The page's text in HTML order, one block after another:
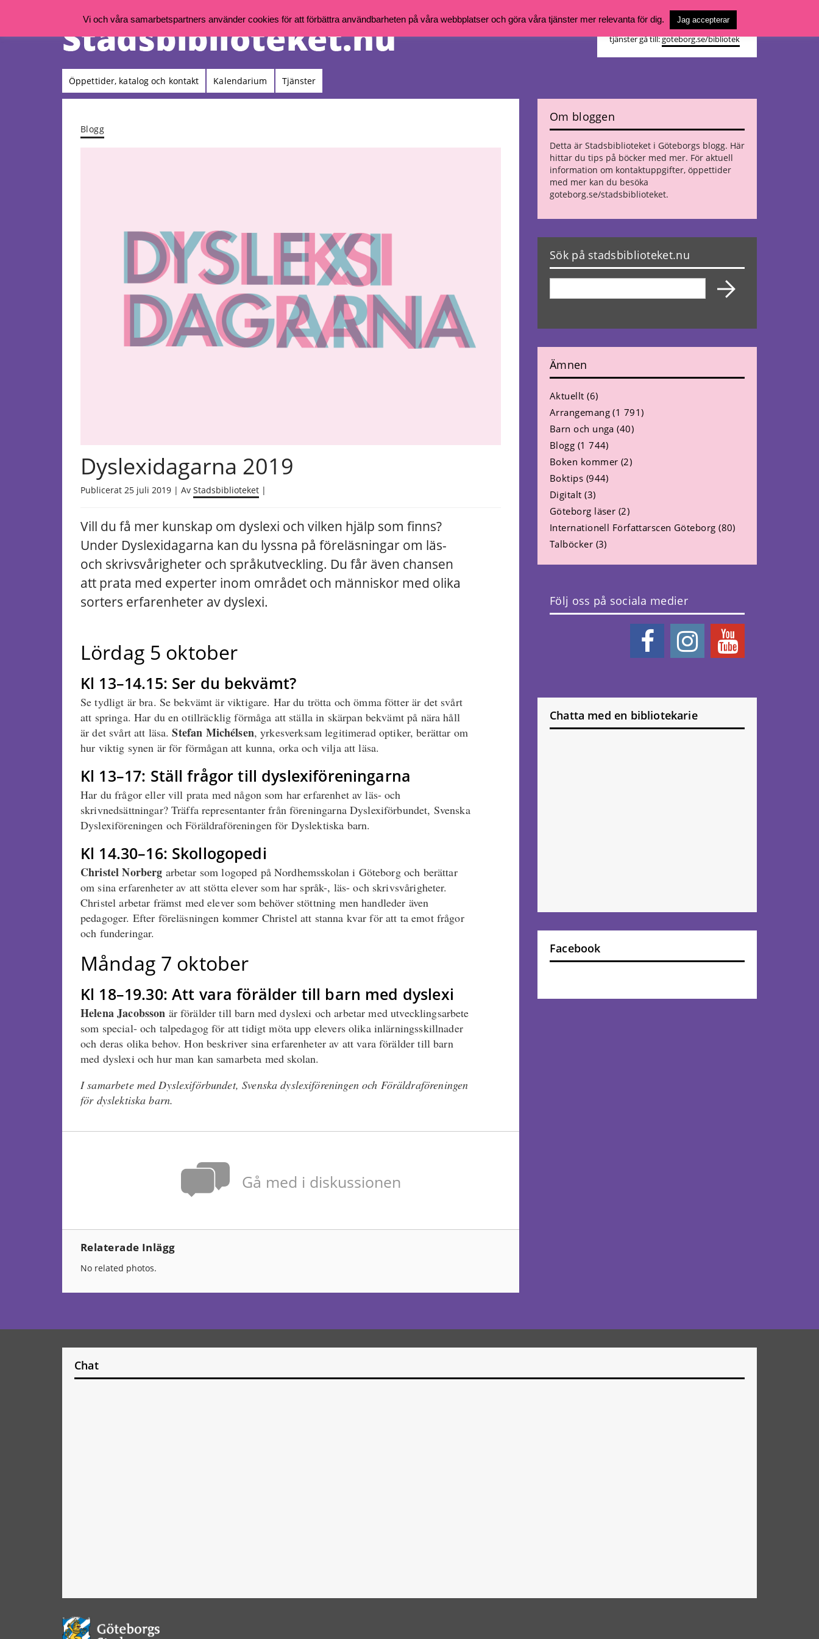
Öppettider, katalog och kontakt Kalendarium Tjänster
Vill du söka böcker, logga in på ditt
bibliotekskonto eller nå övriga
tjänster gå till:goteborg.se/bibliotek
Blogg
Dyslexidagarna 2019
Publicerat 25 juli 2019 | Av Stadsbiblioteket |
Vill du få mer kunskap om dyslexi och vilken hjälp som finns?
Under Dyslexidagarna kan du lyssna på föreläsningar om läs-
och skrivsvårigheter och språkutveckling. Du får även chansen
att prata med experter inom området och människor med olika
sorters erfarenheter av dyslexi.
Lördag 5 oktober
Kl 13–14.15: Ser du bekvämt?
Se tydligt är bra. Se bekvämt är viktigare. Har du trötta och ömma fötter är det svårt
att springa. Har du en otillräcklig förmåga att ställa in skärpan bekvämt på nära håll
är det svårt att läsa.Stefan Michélsen, yrkesverksam legitimerad optiker, berättar om
hur viktig synen är för förmågan att kunna, orka och vilja att läsa.
Kl 13–17: Ställ frågor till dyslexiföreningarna
Har du frågor eller vill prata med någon som har erfarenhet av läs- och
skrivnedsättningar? Träffa representanter från föreningarna Dyslexiförbundet, Svenska
Dyslexiföreningen och Föräldraföreningen för Dyslektiska barn.
Kl 14.30–16: Skollogopedi
Christel Norberg arbetar som logoped på Nordhemsskolan i Göteborg och berättar
om sina erfarenheter av att stötta elever som har språk-, läs- och skrivsvårigheter.
Christel arbetar främst med elever som behöver stöttning men handleder även
pedagoger. Efter föreläsningen kommer Christel att stanna kvar för att ta emot frågor
och funderingar.
Måndag 7 oktober
Kl 18–19.30: Att vara förälder till barn med dyslexi
Helena Jacobsson är förälder till barn med dyslexi och arbetar med utvecklingsarbete
som special- och talpedagog för att tidigt möta upp elevers olika inlärningsskillnader
och deras olika behov. Hon beskriver sina erfarenheter av att vara förälder till barn
med dyslexi och hur man kan samarbeta med skolan.
I samarbete med Dyslexiförbundet, Svenska dyslexiföreningen och Föräldraföreningen
för dyslektiska barn.
Gå med i diskussionen
Relaterade Inlägg
No related photos.
Om bloggen
Detta är Stadsbiblioteket i Göteborgs blogg. Här
hittar du tips på böcker med mer. För aktuell
information om kontaktuppgifter, öppettider
med mer kan du besöka
goteborg.se/stadsbiblioteket.
Sök på stadsbiblioteket.nu
Ämnen
Aktuellt (6)
Arrangemang(1 791)
Barn och unga (40)
Blogg (1 744)
Boken kommer (2)
Boktips (944)
Digitalt (3)
Göteborg läser (2)
Internationell Författarscen Göteborg (80)
Talböcker (3)
Följ oss på sociala medier
Chatta med en bibliotekarie
Facebook
Chat
Vi och våra samarbetspartners använder cookies för att förbättra användbarheten på våra webbplatser och göra våra tjänster mer relevanta för dig. Jag accepterar